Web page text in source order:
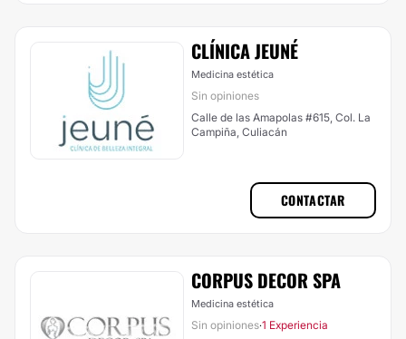
CLÍNICA JEUNÉ
Medicina estética
Sin opiniones
Calle de las Amapolas #615, Col. La
Campiña, Culiacán
CONTACTAR
CORPUS DECOR SPA
Medicina estética
Sin opiniones·1 Experiencia